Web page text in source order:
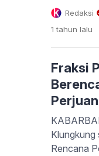
Peraturan
Hanura, I
fraksinya
Redaksi
1 tahun lalu
Fraksi
Klungkung
Rencana